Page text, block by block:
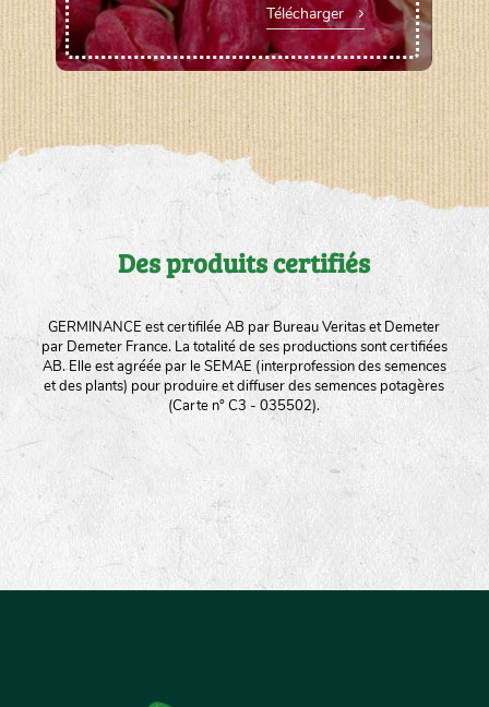
Télécharger
Des produits certifiés
GERMINANCE est certifilée AB par Bureau Veritas et Demeter
par Demeter France. La totalité de ses productions sont certifiées
AB. Elle est agréée par le SEMAE (interprofession des semences
et des plants) pour produire et diffuser des semences potagères
(Carte n° C3 - 035502).